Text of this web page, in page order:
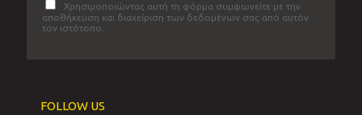
Χρησιμοποιώντας αυτή τη φόρμα συμφωνείτε με την
αποθήκευση και διαχείριση των δεδομένων σας από αυτόν
τον ιστότοπο.
FOLLOW US